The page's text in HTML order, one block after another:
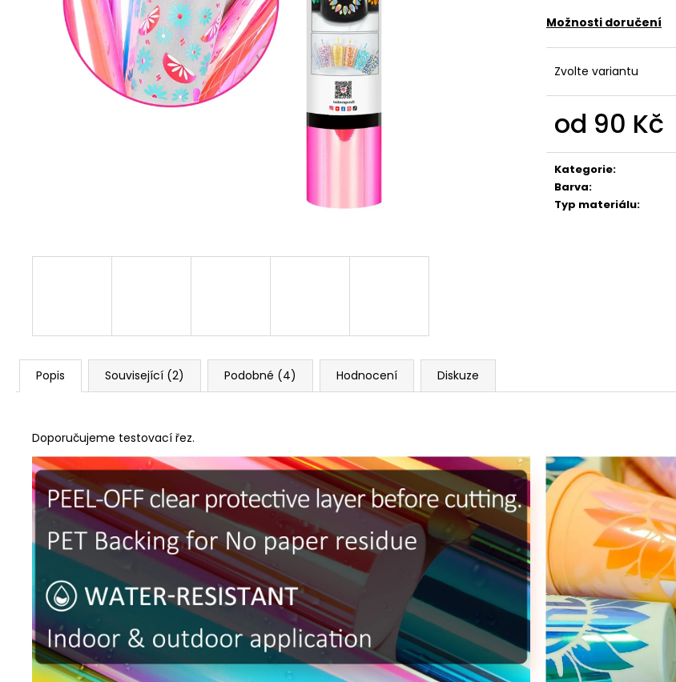
Možnosti doručení
Zvolte variantu
od 90 Kč
cena:
Kategorie:
Barva:
Typ materiálu:
Popis Související (2) Podobné (4) Hodnocení Diskuze
Doporučujeme testovací řez.